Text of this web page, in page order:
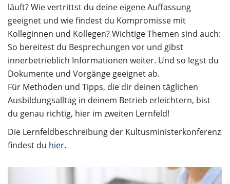
läuft? Wie vertrittst du deine eigene Auffassung
geeignet und wie findest du Kompromisse mit
Kolleginnen und Kollegen? Wichtige Themen sind auch:
So bereitest du Besprechungen vor und gibst
innerbetrieblich Informationen weiter. Und so legst du
Dokumente und Vorgänge geeignet ab.
Für Methoden und Tipps, die dir deinen täglichen
Ausbildungsalltag in deinem Betrieb erleichtern, bist
du genau richtig, hier im zweiten Lernfeld!
Die Lernfeldbeschreibung der Kultusministerkonferenz
findest du hier.